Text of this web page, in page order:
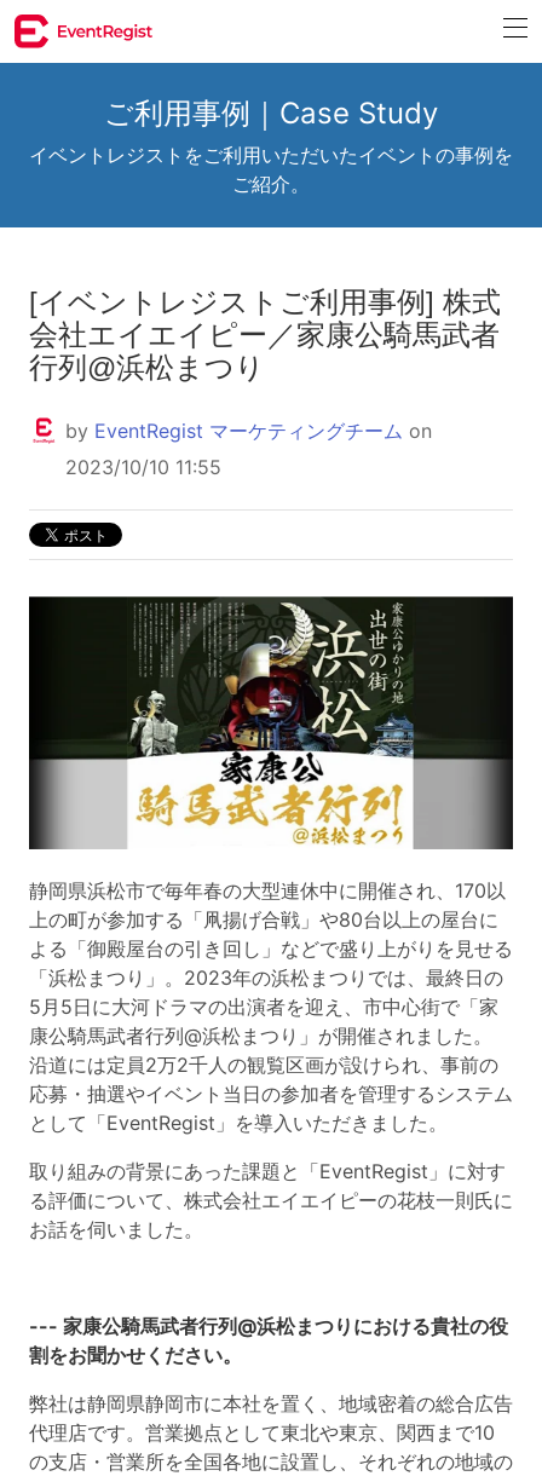
ご利用事例｜Case Study
イベントレジストをご利用いただいたイベントの事例を
ご紹介。
[イベントレジストご利用事例] 株式
会社エイエイピー／家康公騎馬武者
行列@浜松まつり
by EventRegist マーケティングチーム on
2023/10/10 11:55
静岡県浜松市で毎年春の大型連休中に開催され、170以
上の町が参加する「凧揚げ合戦」や80台以上の屋台に
よる「御殿屋台の引き回し」などで盛り上がりを見せる
「浜松まつり」。2023年の浜松まつりでは、最終日の
5月5日に大河ドラマの出演者を迎え、市中心街で「家
康公騎馬武者行列@浜松まつり」が開催されました。
沿道には定員2万2千人の観覧区画が設けられ、事前の
応募・抽選やイベント当日の参加者を管理するシステム
として「EventRegist」を導入いただきました。
取り組みの背景にあった課題と「EventRegist」に対す
る評価について、株式会社エイエイピーの花枝一則氏に
お話を伺いました。
--- 家康公騎馬武者行列@浜松まつりにおける貴社の役
割をお聞かせください。
弊社は静岡県静岡市に本社を置く、地域密着の総合広告
代理店です。営業拠点として東北や東京、関西まで10
の支店・営業所を全国各地に設置し、それぞれの地域の